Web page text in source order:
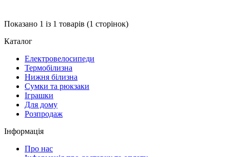
Показано 1 із 1 товарів (1 сторінок)
Каталог
Електровелосипеди
Термобілизна
Нижня білизна
Сумки та рюкзаки
Іграшки
Для дому
Розпродаж
Інформація
Про нас